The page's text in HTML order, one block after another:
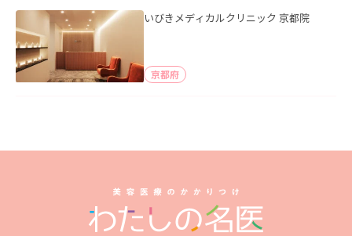
いびきメディカルクリニック 京都院
京都府